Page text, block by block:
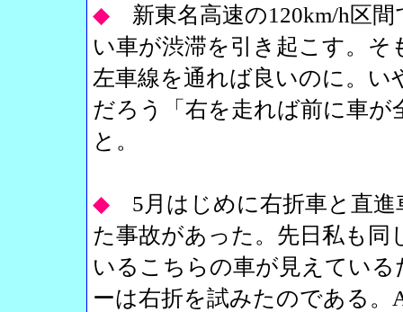
◆ 新東名高速の120km/h区
い車が渋滞を引き起こす。
左車線を通れば良いのに。
だろう「右を走れば前に車
と。
◆ 5月はじめに右折車と直
た事故があった。先日私も
いるこちらの車が見えてい
ーは右折を試みたのである